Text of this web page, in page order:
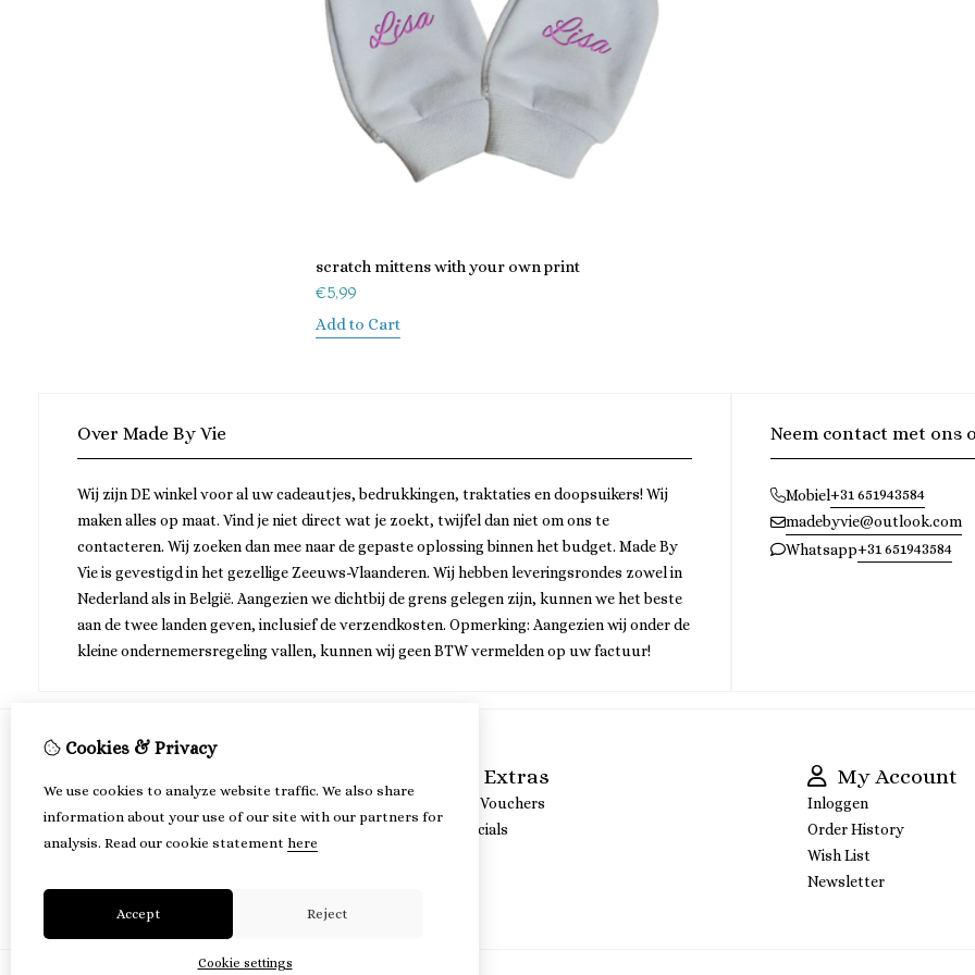
scratch mittens with your own print
€5,99
Add to Cart
Over Made By Vie
Wij zijn DE winkel voor al uw cadeautjes, bedrukkingen, traktaties en doopsuikers! Wij
maken alles op maat. Vind je niet direct wat je zoekt, twijfel dan niet om ons te
contacteren. Wij zoeken dan mee naar de gepaste oplossing binnen het budget. Made By
Vie is gevestigd in het gezellige Zeeuws-Vlaanderen. Wij hebben leveringsrondes zowel in
Nederland als in België. Aangezien we dichtbij de grens gelegen zijn, kunnen we het beste
aan de twee landen geven, inclusief de verzendkosten. Opmerking: Aangezien wij onder de
kleine ondernemersregeling vallen, kunnen wij geen BTW vermelden op uw factuur!
Neem contact met ons
Mobiel+31 651943584
madebyvie@outlook.com
Whatsapp+31 651943584
Terms and Conditions
Extras
Gift Vouchers
Specials
My Account
Inloggen
Order History
Wish List
Newsletter
Cookies & Privacy
We use cookies to analyze website traffic. We also share
information about your use of our site with our partners for
analysis. Read our cookie statement here
Accept Reject
Cookie settings